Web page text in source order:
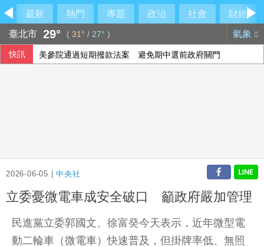
最新 熱門 專題 政治 社會
財經
臺北市 29° ( 31° / 27° ) 氣象
快訊 美參院通過短期撥款法案 避免期中選前政府關門
2026-06-05 |中央社
立委憂微電車成安全破口 籲政府嚴加管理
民進黨立委郭國文、徐富癸今天表示，近年微型電
動二輪車（微電車）快速普及，但掛牌率低、無照